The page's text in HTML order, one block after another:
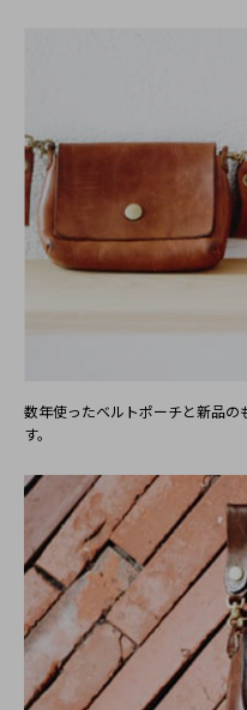
ぜひ機会がございましたら、
おります。
大切なプレゼントにお選びい
2020/05/28 19:28:12
い、質感、デザインとても
ほかにも気になる商品が
願いします。
2020/06/02 14:44:18
Duram Factoryにパスケース
うございます。革色と糸色を
数年使ったベルトポーチと新品
す。